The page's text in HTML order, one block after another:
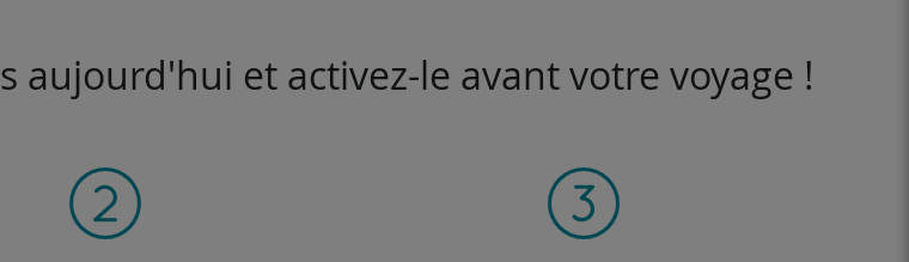
aujourd'hui et activez-le avant votre voyage !